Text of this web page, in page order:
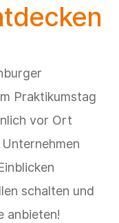
Praktikumstag
vor Ort
schalten und
anbieten!